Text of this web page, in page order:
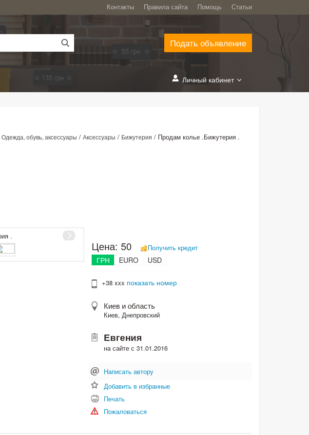
Контакты Правила сайта Помощь Статьи
Подать объявление
Личный кабинет
Одежда, обувь, аксессуары / Аксессуары / Бижутерия / Продам колье .Бижутерия .
Цена:50 Получить кредит
ГРН EURO USD
+38 xxx показать номер
Киев и область
Киев, Днепровский
Евгения
на сайте с 31.01.2016
Написать автору
Добавить в избранные
Печать
Пожаловаться